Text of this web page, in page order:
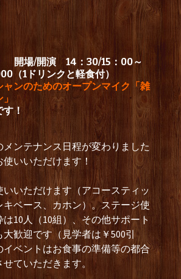
開場/開演 14：30/15：00～
（1ドリンクと軽食付）
ャンのためのオープンマイク「雑
す！
ンテナンス日程が変わりました
いいただけます！
いいただけます（アコースティッ
ベース、カホン）。ステージ使
10人（10組）、その他サポート
歓迎です（見学者は￥500引
ベントはお食事の準備等の都合
ていただきます。